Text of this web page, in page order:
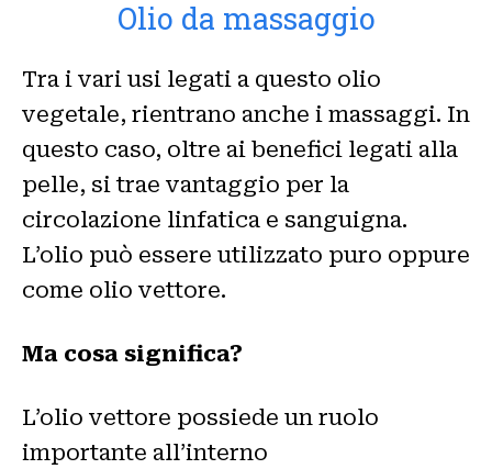
Olio da massaggio
Tra i vari usi legati a questo olio
vegetale, rientrano anche i massaggi. In
questo caso, oltre ai benefici legati alla
pelle, si trae vantaggio per la
circolazione linfatica e sanguigna.
L’olio può essere utilizzato puro oppure
come olio vettore.
Ma cosa significa?
L’olio vettore possiede un ruolo
importante all’interno